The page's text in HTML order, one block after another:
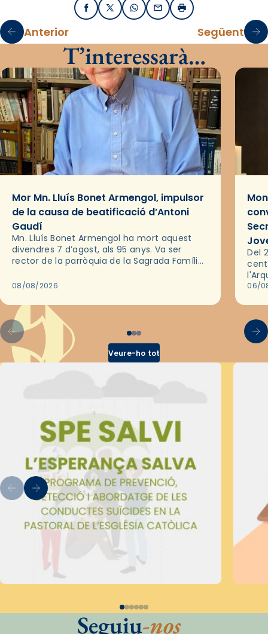
FacebookX / TwitterWhatsApp
EmailImprimir
Anterior Següent
T’interessarà…
Mor Mn. Lluís Bonet Armengol, impulsor
de la causa de beatificació d’Antoni
Gaudí
Mn. Lluís Bonet Armengol ha mort aquest
divendres 7 d’agost, als 95 anys. Va ser
rector de la parròquia de la Sagrada Família
2018,…
08/08/2026
Del
les
06/
Veure-ho tot
Seguiu-nos